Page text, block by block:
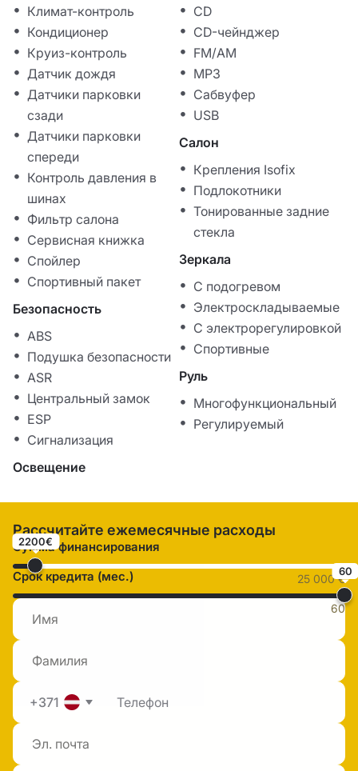
Климат-контроль
Кондиционер
Круиз-контроль
Датчик дождя
Датчики парковки
сзади
Датчики парковки
спереди
Контроль давления в
шинах
Фильтр салона
Сервисная книжка
Спойлер
Спортивный пакет
Безопасность
ABS
Подушка безопасности
ASR
Центральный замок
ESP
Сигнализация
Освещение
CD
CD-чейнджер
FM/AM
MP3
Сабвуфер
USB
Салон
Крепления Isofix
Подлокотники
Тонированные задние
стекла
Зеркала
С подогревом
Электроскладываемые
С электрорегулировкой
Спортивные
Руль
Многофункциональный
Регулируемый
Рассчитайте ежемесячные расходы
Сумма финансирования
2200€
25 000 €
Срок кредита (мес.) 60
60
+371